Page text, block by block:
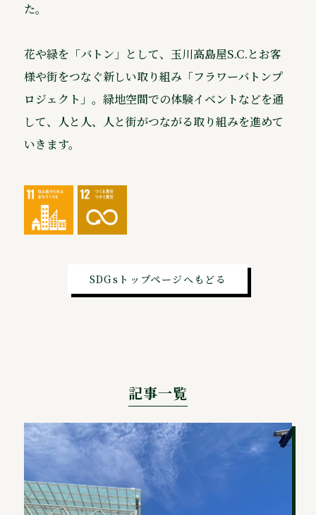
た。
花や緑を「バトン」として、玉川高島屋S.C.とお客
様や街をつなぐ新しい取り組み「フラワーバトンプ
ロジェクト」。緑地空間での体験イベントなどを通
して、人と人、人と街がつながる取り組みを進めて
いきます。
SDGsトップページへもどる
記事一覧